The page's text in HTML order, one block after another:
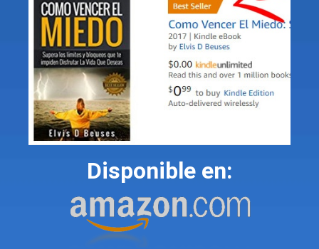
Disponible en: